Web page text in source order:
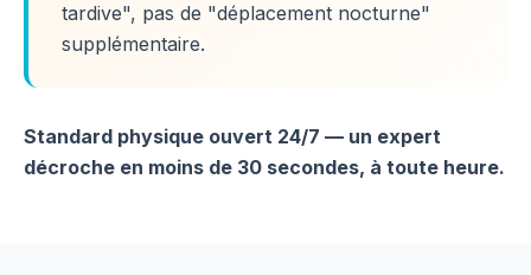
tardive", pas de "déplacement nocturne"
supplémentaire.
Standard physique ouvert 24/7 — un expert
décroche en moins de 30 secondes, à toute heure.